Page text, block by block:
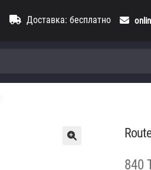
Доставка: бесплатно
840